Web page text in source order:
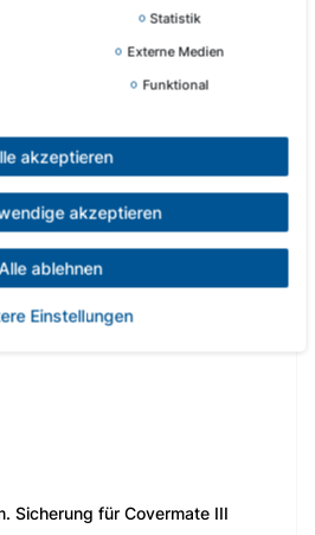
Sicherung für Covermate III
Statistik
Externe Medien
Funktional
akzeptieren
akzeptieren
ablehnen
Einstellungen